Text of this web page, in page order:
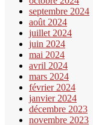
septembre 2024
août 2024
juillet 2024
juin 2024
mai 2024
avril 2024
mars 2024
février 2024
janvier 2024
décembre 2023
novembre 2023